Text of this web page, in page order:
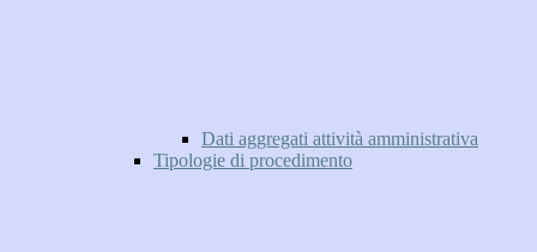
Dati aggregati attività amministrativa
Tipologie di procedimento